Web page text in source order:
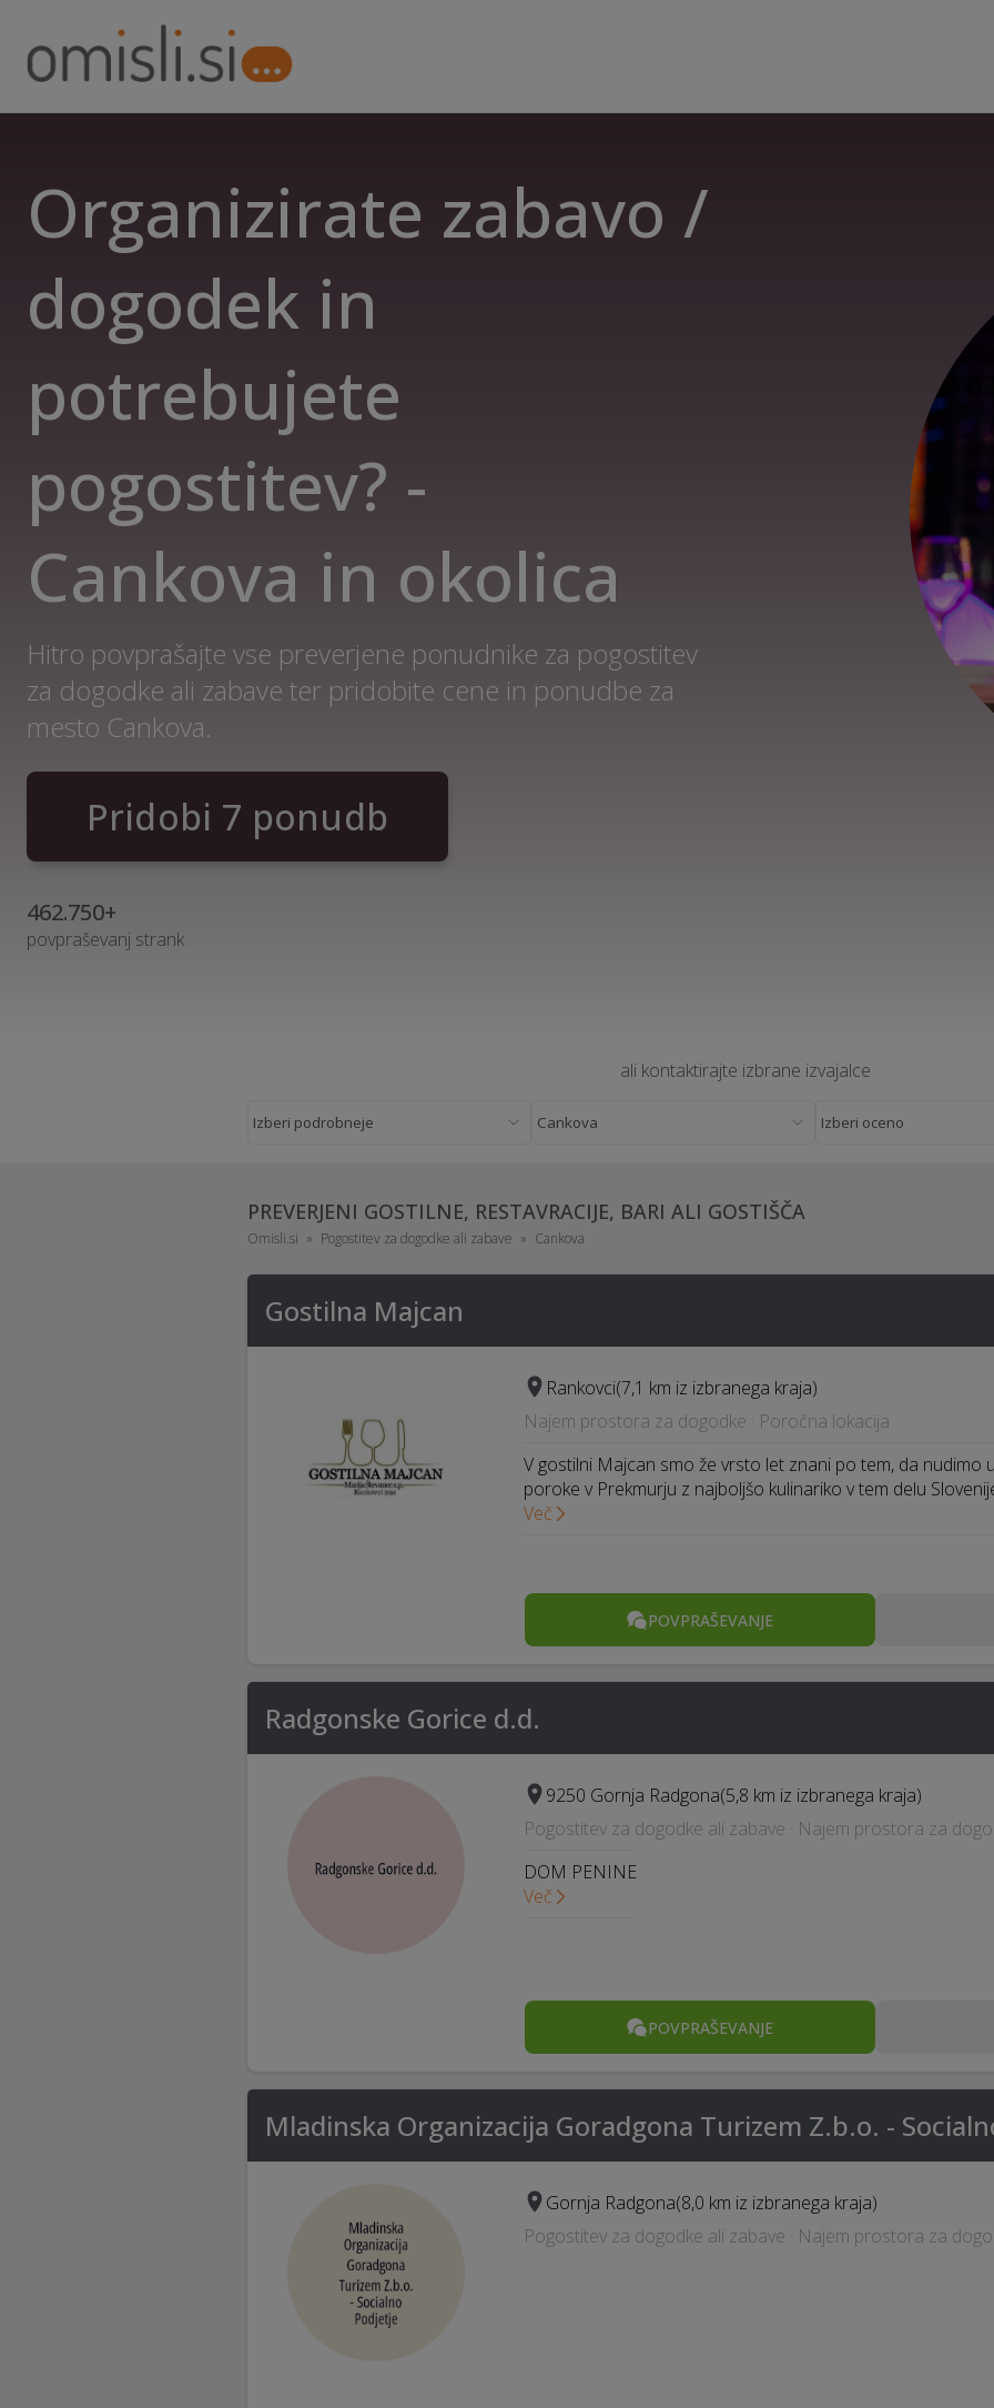
Organizirate zabavo /
dogodek in
potrebujete
pogostitev? -
Cankova in okolica
Hitro povprašajte vse preverjene ponudnike za pogostitev
za dogodke ali zabave ter pridobite cene in ponudbe za
mesto Cankova.
Pridobi 7 ponudb
462.750+
povpraševanj strank
ali kontaktirajte izbrane izvajalce
PREVERJENI GOSTILNE, RESTAVRACIJE, BARI ALI GOSTIŠČA
Omisli.si Pogostitev za dogodke ali zabave Cankova
Gostilna Majcan
Rankovci(7,1 km iz izbranega kraja)
Najem prostora za dogodke · Poročna lokacija
V gostilni Majcan smo že vrsto let znani po tem, da nudimo
poroke v Prekmurju z najboljšo kulinariko v tem delu
Več
POVPRAŠEVANJE
Radgonske Gorice d.d.
9250 Gornja Radgona(5,8 km iz izbranega kraja)
Pogostitev za dogodke ali zabave · Najem prostora za
DOM PENINE
Več
POVPRAŠEVANJE
Mladinska Organizacija Goradgona Turizem Z.b.o. -
Gornja Radgona(8,0 km iz izbranega kraja)
Pogostitev za dogodke ali zabave · Najem prostora za